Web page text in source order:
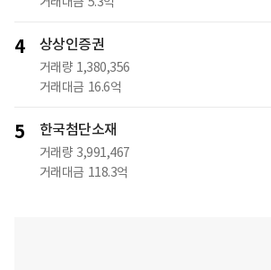
4 상상인증권
거래량 1,380,356
거래대금 16.6억
5 한국첨단소재
거래량 3,991,467
거래대금 118.3억